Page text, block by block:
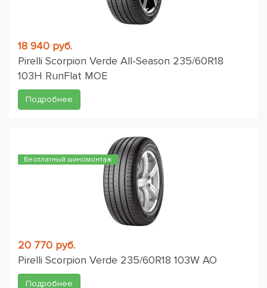
18 940 руб.
Pirelli Scorpion Verde All-Season 235/60R18
103H RunFlat MOE
Подробнее
Бесплатный шиномонтаж
20 770 руб.
Pirelli Scorpion Verde 235/60R18 103W AO
Подробнее